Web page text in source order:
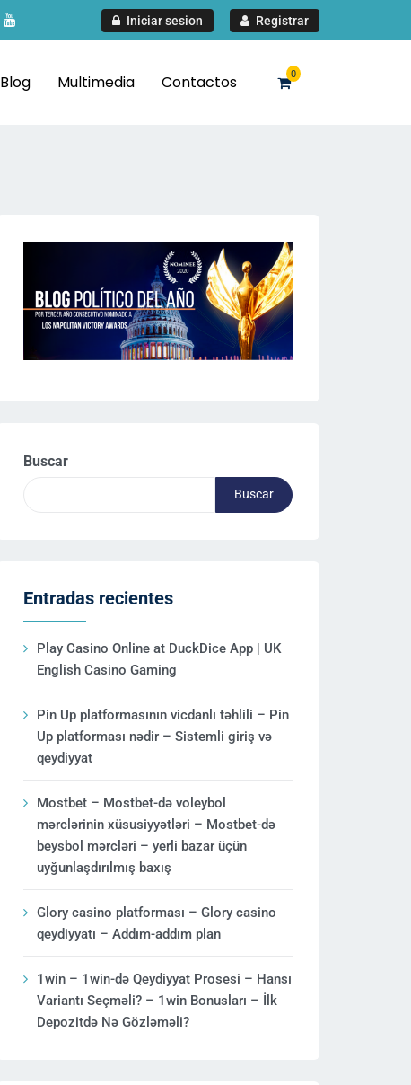
Iniciar sesion Registrar
Blog Multimedia Contactos 0
Buscar
Buscar
Entradas recientes
Play Casino Online at DuckDice App | UK
English Casino Gaming
Pin Up platformasının vicdanlı təhlili – Pin
Up platforması nədir – Sistemli giriş və
qeydiyyat
Mostbet – Mostbet-də voleybol
mərclərinin xüsusiyyətləri – Mostbet-də
beysbol mərcləri – yerli bazar üçün
uyğunlaşdırılmış baxış
Glory casino platforması – Glory casino
qeydiyyatı – Addım-addım plan
1win – 1win-də Qeydiyyat Prosesi – Hansı
Variantı Seçməli? – 1win Bonusları – İlk
Depozitdə Nə Gözləməli?